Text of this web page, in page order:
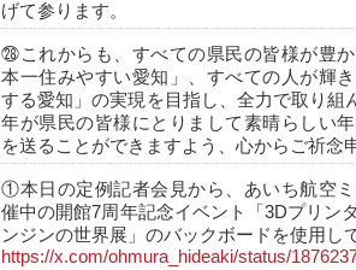
げて参ります。
㉘これからも、すべての県民の皆様が豊
本一住みやすい愛知」、すべての人が輝
する愛知」の実現を目指し、全力で取り組
年が県民の皆様にとりまして素晴らしい
を送ることができますよう、心からご祈念
①本日の定例記者会見から、あいち航空
催中の開館7周年記念イベント「3Dプリン
ンジンの世界展」のバックボードを使用し
https://x.com/ohmura_hideaki/status/